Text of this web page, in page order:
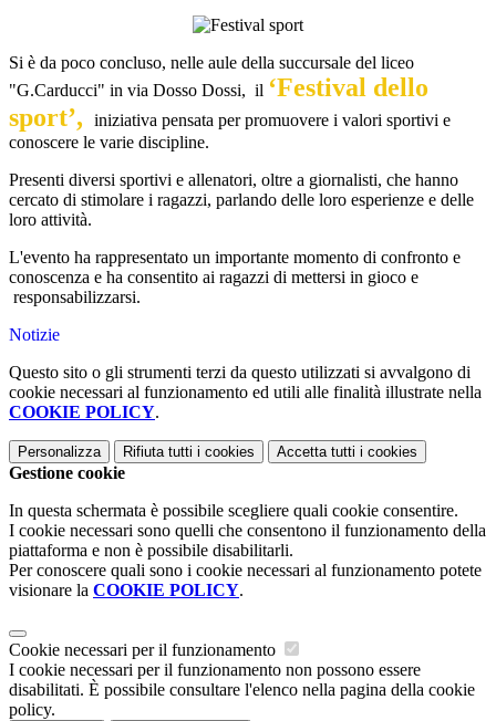
Si è da poco concluso, nelle aule della succursale del liceo
"G.Carducci" in via Dosso Dossi, il ‘Festival dello
sport’,
iniziativa pensata per promuovere i valori sportivi e
conoscere le varie discipline.
Presenti diversi sportivi e allenatori, oltre a giornalisti, che hanno
cercato di stimolare i ragazzi, parlando delle loro esperienze e delle
loro attività.
L'evento ha rappresentato un importante momento di confronto e
conoscenza e ha consentito ai ragazzi di mettersi in gioco e
responsabilizzarsi.
Notizie
Questo sito o gli strumenti terzi da questo utilizzati si avvalgono di
cookie necessari al funzionamento ed utili alle finalità illustrate nella
COOKIE POLICY.
Personalizza Rifiuta tutti i cookies Accetta tutti i cookies
Gestione cookie
In questa schermata è possibile scegliere quali cookie consentire.
I cookie necessari sono quelli che consentono il funzionamento della
piattaforma e non è possibile disabilitarli.
Per conoscere quali sono i cookie necessari al funzionamento potete
visionare la COOKIE POLICY.
Cookie necessari per il funzionamento
I cookie necessari per il funzionamento non possono essere
disabilitati. È possibile consultare l'elenco nella pagina della cookie
policy.